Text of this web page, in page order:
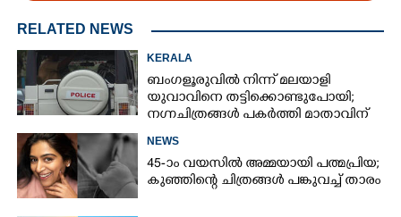
RELATED NEWS
KERALA
ബംഗളൂരുവിൽ നിന്ന് മലയാളി
യുവാവിനെ തട്ടിക്കൊണ്ടുപോയി;
നഗ്നചിത്രങ്ങൾ പകർത്തി മാതാവിന്
അയച്ചു
NEWS
45-ാം വയസിൽ അമ്മയായി പത്മപ്രിയ;
കുഞ്ഞിന്റെ ചിത്രങ്ങൾ പങ്കുവച്ച് താരം